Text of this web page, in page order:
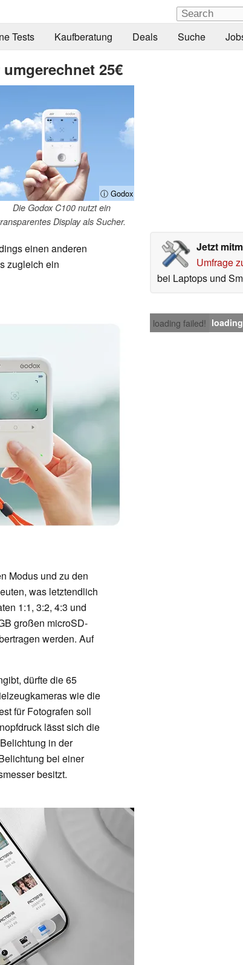
Tests Kaufberatung Deals Suche
25€
ⓘ Godox
Die Godox C100 nutzt ein
Display als Sucher.
Jetzt
Umfrage
bei Laptops und
einen anderen
zugleich ein
loading failed!
Modus und zu den
was letztendlich
1:1, 3:2, 4:3 und
großen microSD-
werden. Auf
dürfte die 65
wie die
für Fotografen soll
lässt sich die
in der
bei einer
besitzt.